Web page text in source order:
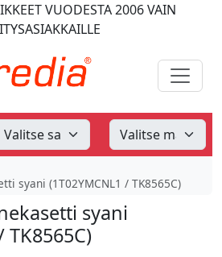
VUODESTA 2006VAIN
syani (1T02YMCNL1 / TK8565C)
syani
TK8565C)